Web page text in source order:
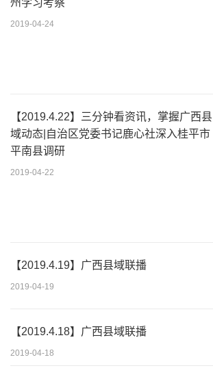
州学习考察
2019-04-24
【2019.4.22】三分钟看资讯，掌握广西县
域动态|自治区党委书记鹿心社深入桂平市
平南县调研
2019-04-22
【2019.4.19】广西县域联播
2019-04-19
【2019.4.18】广西县域联播
2019-04-18